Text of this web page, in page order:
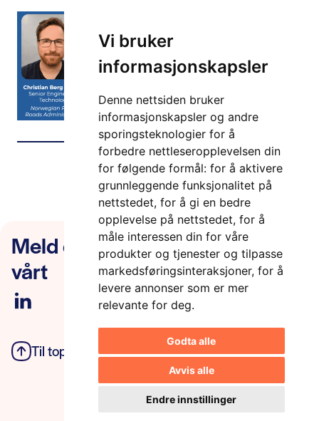
Vi bruker
informasjonskapsler
Denne nettsiden bruker
informasjonskapsler og andre
sporingsteknologier for å
forbedre nettleseropplevelsen din
for følgende formål: for å aktivere
grunnleggende funksjonalitet på
nettstedet, for å gi en bedre
opplevelse på nettstedet, for å
måle interessen din for våre
produkter og tjenester og tilpasse
markedsføringsinteraksjoner, for å
levere annonser som er mer
relevante for deg.
Godta alle
Avvis alle
Endre innstillinger
Register your attendance here!
Meld deg på nyhetsbrevet
vårt
Til toppen Personvern